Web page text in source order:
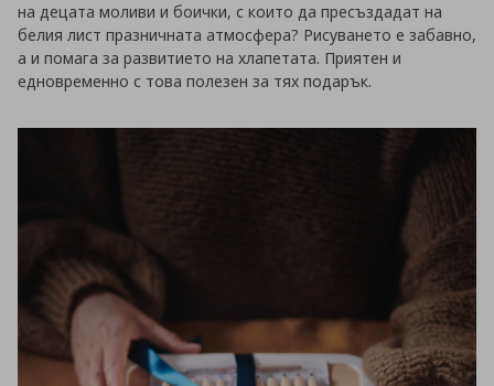
на децата моливи и боички, с които да пресъздадат на
белия лист празничната атмосфера? Рисуването е забавно,
а и помага за развитието на хлапетата. Приятен и
едновременно с това полезен за тях подарък.